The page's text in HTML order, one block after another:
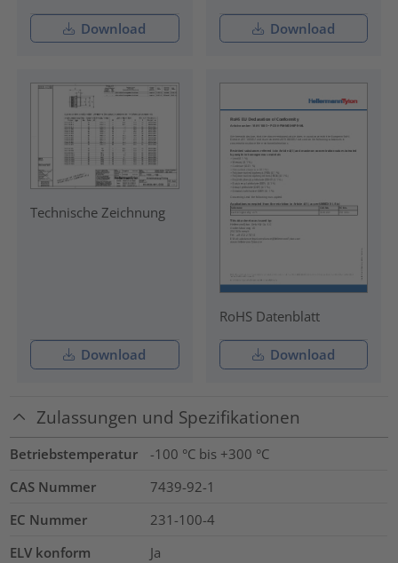
Download Download
Technische Zeichnung
Download
RoHS Datenblatt
Download
Zulassungen und Spezifikationen
Betriebstemperatur
-100 °C bis +300 °C
CAS Nummer
7439-92-1
EC Nummer
231-100-4
ELV konform
Ja